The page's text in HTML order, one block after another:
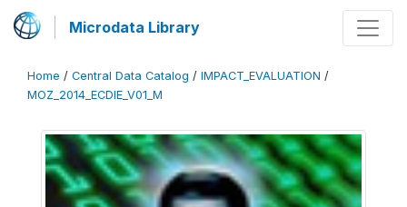
Microdata Library
Home / Central Data Catalog / IMPACT_EVALUATION /
MOZ_2014_ECDIE_V01_M